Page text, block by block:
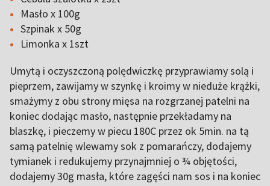
Masło x 100g
Szpinak x 50g
Limonka x 1szt
Umytą i oczyszczoną polędwiczkę przyprawiamy solą i
pieprzem, zawijamy w szynkę i kroimy w nieduże krążki,
smażymy z obu strony mięsa na rozgrzanej patelni na
koniec dodając masło, następnie przekładamy na
blaszkę, i pieczemy w piecu 180C przez ok 5min. na tą
samą patelnię wlewamy sok z pomarańczy, dodajemy
tymianek i redukujemy przynajmniej o ¾ objętości,
dodajemy 30g masła, które zagęści nam sos i na koniec